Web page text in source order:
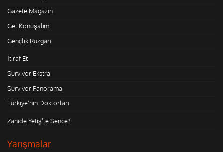
Gazete Magazin
Gel Konuşalım
Gençlik Rüzgarı
İtiraf Et
Survivor Ekstra
Survivor Panorama
Türkiye'nin Doktorları
Zahide Yetiş'le Sence?
Yarışmalar